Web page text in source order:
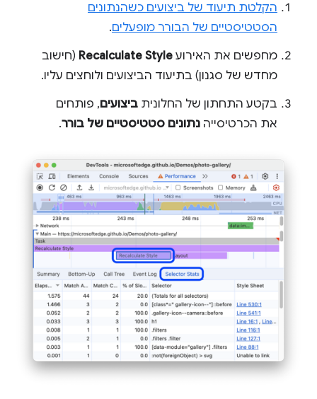
הקלטת תיעוד של ביצועים כשהנתונים
הסטטיסטיים של הבורר מופעלים.
מחפשים את האירוע Recalculate Style (חישוב
מחדש של סגנון) בתיעוד הביצועים ולוחצים עליו.
בקטע התחתון של החלונית ביצועים, פותחים
את הכרטיסייה נתונים סטטיסטיים של בורר.